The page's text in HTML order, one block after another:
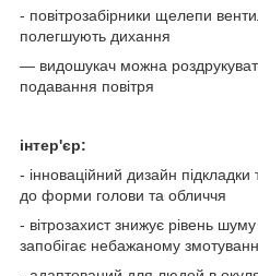
- повітрозабірники щелепи
полегшують дихання
— видошукач можна
подавання повітря
інтер'єр:
- інноваційний дизайн підкладки
до форми голови та обличчя
- вітрозахист знижує рівень
запобігає небажаному